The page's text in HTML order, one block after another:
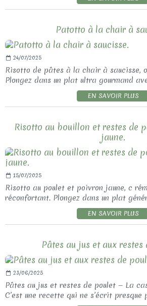
Patotto à la chair à
24/07/2025
Risotto de pâtes à la chair à saucisse,
Plongez dans un plat ultra gourmand
EN SAVOIR PLUS
Risotto au bouillon et restes de
jaune.
15/07/2025
Risotto au poulet et poivron jaune, c
réconfortant. Plongez dans un plat
EN SAVOIR PLUS
Pâtes au jus et aux restes
23/06/2025
Pâtes au jus et restes de poulet — La
C’est une recette qui ne s’écrit presque